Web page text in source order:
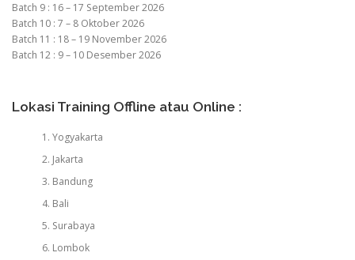
Batch 9 : 16 – 17 September 2026
Batch 10 : 7 – 8 Oktober 2026
Batch 11 : 18 – 19 November 2026
Batch 12 : 9 – 10 Desember 2026
Lokasi Training Offline atau Online :
Yogyakarta
Jakarta
Bandung
Bali
Surabaya
Lombok